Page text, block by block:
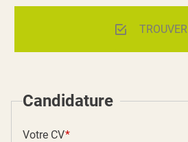
TROUVER
Candidature
Votre CV